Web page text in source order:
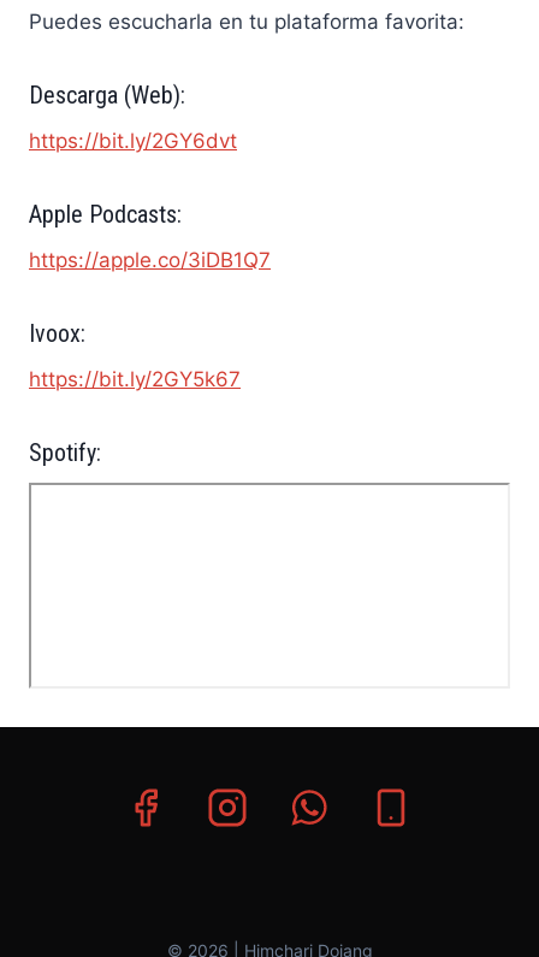
Puedes escucharla en tu plataforma favorita:
Descarga (Web):
https://bit.ly/2GY6dvt
Apple Podcasts:
https://apple.co/3iDB1Q7
Ivoox:
https://bit.ly/2GY5k67
Spotify:
© 2026 | Himchari Dojang